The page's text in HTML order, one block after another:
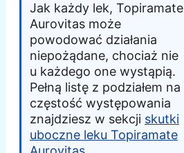
Jak każdy lek, Topiramate
Aurovitas może
powodować działania
niepożądane, chociaż nie
u każdego one wystąpią.
Pełną listę z podziałem na
częstość występowania
znajdziesz w sekcji skutki
uboczne leku Topiramate